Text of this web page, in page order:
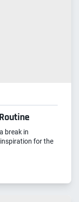
break in
for the